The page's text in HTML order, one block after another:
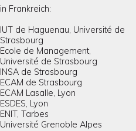
in Frankreich:
IUT de Haguenau, Université de
Strasbourg
Ecole de Management,
Université de Strasbourg
INSA de Strasbourg
ECAM de Strasbourg
ECAM Lasalle, Lyon
ESDES, Lyon
ENIT, Tarbes
Université Grenoble Alpes